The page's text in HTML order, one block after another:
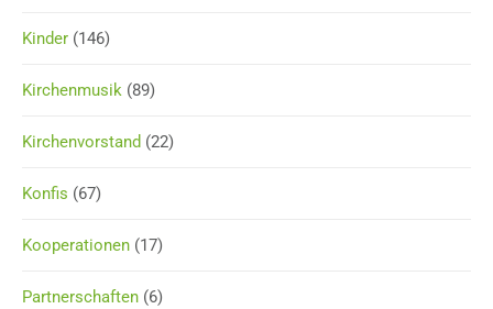
Kinder (146)
Kirchenmusik (89)
Kirchenvorstand (22)
Konfis (67)
Kooperationen (17)
Partnerschaften (6)